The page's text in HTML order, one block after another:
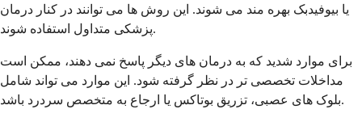
یا بیوفیدبک بهره مند می شوند. این روش ها می توانند در کنار درمان
پزشکی متداول استفاده شوند.
برای موارد شدید که به درمان های دیگر پاسخ نمی دهند، ممکن است
مداخلات تخصصی تر در نظر گرفته شود. این موارد می تواند شامل
بلوک های عصبی، تزریق بوتاکس یا ارجاع به متخصص سردرد باشد.